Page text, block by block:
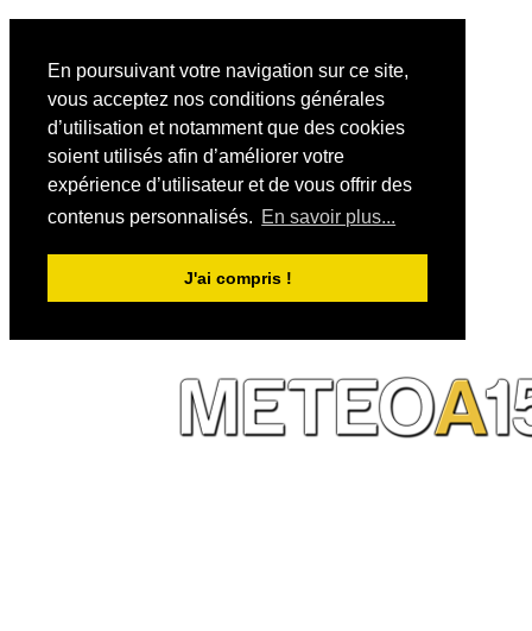
En poursuivant votre navigation sur ce site,
vous acceptez nos conditions générales
d’utilisation et notamment que des cookies
soient utilisés afin d’améliorer votre
expérience d’utilisateur et de vous offrir des
contenus personnalisés. En savoir plus...
J'ai compris !